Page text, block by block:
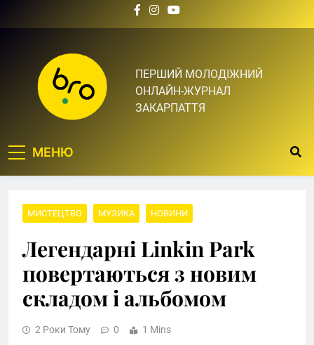
Bro.org.ua | BRO – ЦЕ
ТВІЙ БРО
ПЕРШИЙ МОЛОДІЖНИЙ
ОНЛАЙН-ЖУРНАЛ
ЗАКАРПАТТЯ
МЕНЮ
МИСТЕЦТВО МУЗИКА НОВИНИ
Легендарні Linkin Park
повертаються з новим
складом і альбомом
2 Роки Тому 0 1 Mins